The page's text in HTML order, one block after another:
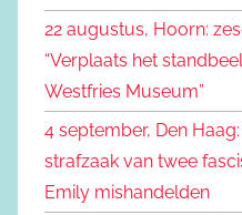
n
r
:
22 augustus, Hoorn:
“Verplaats het
Westfries Museum”
4 september, Den
strafzaak van twee
Emily mishandelden